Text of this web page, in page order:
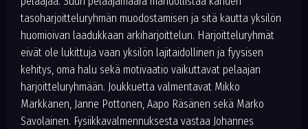
tasoharjoitteluryhmän muodostamisen ja sitä kautta yksilön
huomioivan laadukkaan arkiharjoittelun. Harjoitteluryhmät
eivät ole lukittuja vaan yksilön lajitaidollinen ja fyysisen
kehitys, oma halu sekä motivaatio vaikuttavat pelaajan
harjoitteluryhmään. Joukkuetta valmentavat Mikko
Markkanen, Janne Pottonen, Aapo Räsänen sekä Marko
Savolainen. Fysiikkavalmennuksesta vastaa Johannes